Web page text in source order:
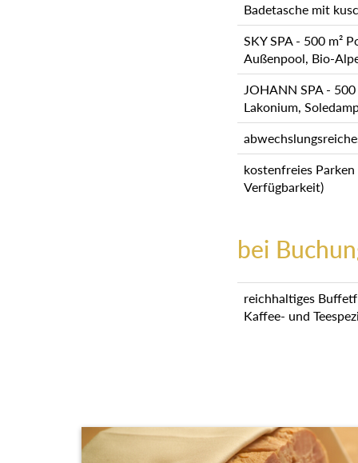
Badetasche mit
SKY SPA - 500 m²
Außenpool, Bio-
JOHANN SPA -
Lakonium,
kostenfreies
Verfügbarkeit)
bei
reichhaltiges
Kaffee- und